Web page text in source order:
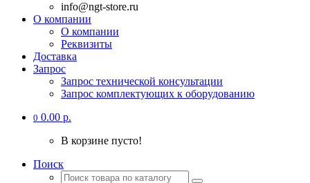
info@ngt-store.ru
О компании
О компании
Реквизиты
Доставка
Запрос
Запрос технической консультации
Запрос комплектующих к оборудованию
0 0.00 р.
В корзине пусто!
Поиск